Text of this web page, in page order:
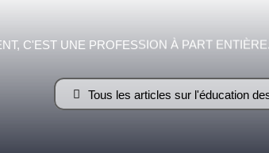
C'EST UNE PROFESSION À PART
Tous les articles sur l'éducation